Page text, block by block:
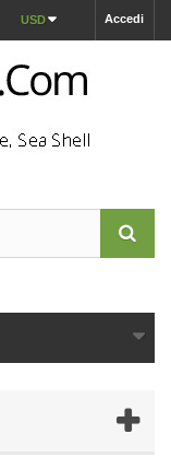
Accedi
USD